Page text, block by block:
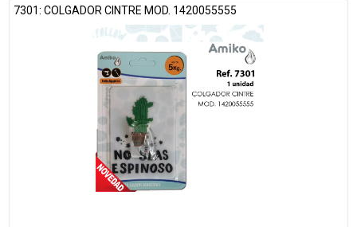
7301: COLGADOR CINTRE MOD. 1420055555